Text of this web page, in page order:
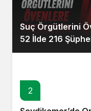
Gündüz
Gece
Suç Örgütlerini
52 İlde 216
2